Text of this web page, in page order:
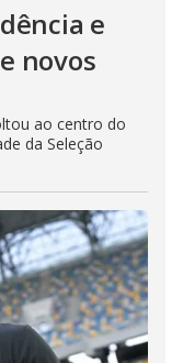
e
novos
ao centro do
da Seleção